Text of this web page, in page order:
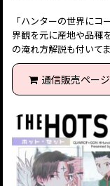
「ハンターの世界に
界観を元に産地や品種
の淹れ方解説も付いて
通信販売ページ